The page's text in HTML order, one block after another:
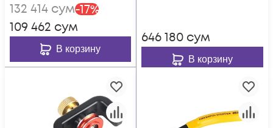
132 414 сум-17%
109 462 сум
В корзину
646 180 сум
В корзину